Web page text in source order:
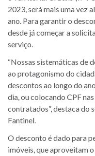
2023, será mais uma vez
ano. Para garantir o
desde já começar a
serviço.
“Nossas sistemáticas de
ao protagonismo do
descontos ao longo do
dia, ou colocando CPF
contratados”, destaca do
Fantinel.
O desconto é dado para
imóveis, que aproveitam